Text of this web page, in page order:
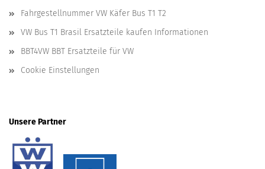
Fahrgestellnummer VW Käfer Bus T1 T2
VW Bus T1 Brasil Ersatzteile kaufen Informationen
BBT4VW BBT Ersatzteile für VW
Cookie Einstellungen
Unsere Partner